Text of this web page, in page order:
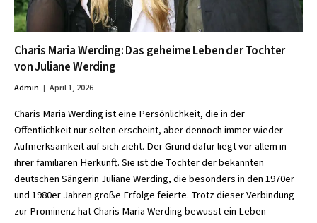
Charis Maria Werding: Das geheime Leben der Tochter
von Juliane Werding
Admin April 1, 2026
Charis Maria Werding ist eine Persönlichkeit, die in der
Öffentlichkeit nur selten erscheint, aber dennoch immer wieder
Aufmerksamkeit auf sich zieht. Der Grund dafür liegt vor allem in
ihrer familiären Herkunft. Sie ist die Tochter der bekannten
deutschen Sängerin Juliane Werding, die besonders in den 1970er
und 1980er Jahren große Erfolge feierte. Trotz dieser Verbindung
zur Prominenz hat Charis Maria Werding bewusst ein Leben